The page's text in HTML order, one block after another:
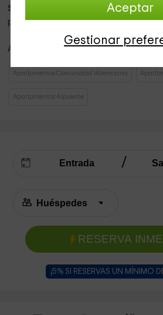
Aceptar
Gestionar
SPA exterior
para combatir el calor
para preparar los mejores asados.
Anímate y pon tu descanso en manos
Apartamentos Comunidad Valenciana
Apartamentos Alpuente
RESERVA
¡5% SI RESERVAS UN MÍNIMO